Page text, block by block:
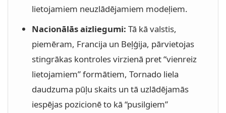
lietojamiem neuzlādējamiem modeļiem.
Nacionālās aizliegumi: Tā kā valstis,
piemēram, Francija un Beļģija, pārvietojas
stingrākas kontroles virzienā pret “vienreiz
lietojamiem” formātiem, Tornado liela
daudzuma pūļu skaits un tā uzlādējamās
iespējas pozicionē to kā “pusilgiem”